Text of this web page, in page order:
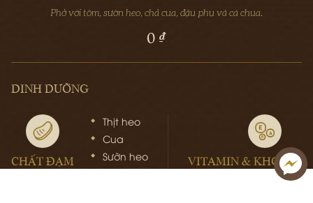
Phở với tôm, sườn heo, chả cua, đậu phụ và cà chua.
0 ₫
DINH DƯỠNG
CHẤT ĐẠM
Thịt heo
Cua
Sườn heo
VITAMIN & KHOÁNG